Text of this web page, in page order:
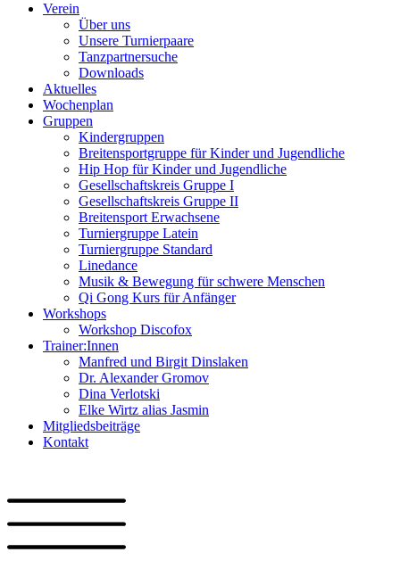
Verein
Über uns
Unsere Turnierpaare
Tanzpartnersuche
Downloads
Aktuelles
Wochenplan
Gruppen
Kindergruppen
Breitensportgruppe für Kinder und Jugendliche
Hip Hop für Kinder und Jugendliche​
Gesellschaftskreis Gruppe I
Gesellschaftskreis Gruppe II
Breitensport Erwachsene
Turniergruppe Latein
Turniergruppe Standard
Linedance
Musik & Bewegung für schwere Menschen​
Qi Gong Kurs für Anfänger
Workshops
Workshop Discofox
Trainer:Innen
Manfred und Birgit Dinslaken
Dr. Alexander Gromov
Dina Verlotski
Elke Wirtz alias Jasmin
Mitgliedsbeiträge
Kontakt